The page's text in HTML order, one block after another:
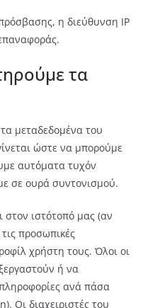
η διεύθυνση IP
τα
μεταδεδομένα του
ώστε να μπορούμε
αυτόματα τυχόν
σε ουρά συντονισμού.
στον ιστότοπό μας (αν
προσωπικές
χρήστη τους. Όλοι οι
ή να
ανά πάσα
Οι διαχειριστές του